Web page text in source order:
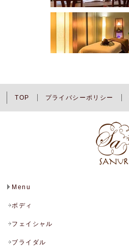
TOP プライバシーポリシー
Menu
ボディ
フェイシャル
ブライダル